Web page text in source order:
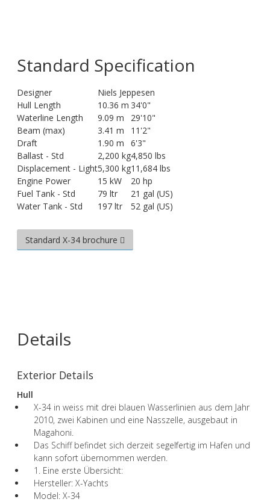
Standard Specification
Designer
Niels Jeppesen
Hull Length
10.36 m 34'0"
Waterline Length
9.09 m
29'10"
Beam (max)
3.41 m
11'2"
Draft
1.90 m
6'3"
Ballast - Std
2,200 kg4,850 lbs
Displacement - Light5,300 kg11,684 lbs
Engine Power
15 kW
20 hp
Fuel Tank - Std
79 ltr
21 gal (US)
Water Tank - Std
197 ltr 52 gal (US)
Standard X-34 brochure
Details
Exterior Details
Hull
X-34 in weiss mit drei blauen Wasserlinien aus dem Jahr
2010, zwei Kabinen und eine Nasszelle, ausgebaut in
Magahoni.
Das Schiff befindet sich derzeit segelfertig im Hafen und
kann sofort übernommen werden.
1. Eine erste Übersicht:
Hersteller: X-Yachts
Model: X-34